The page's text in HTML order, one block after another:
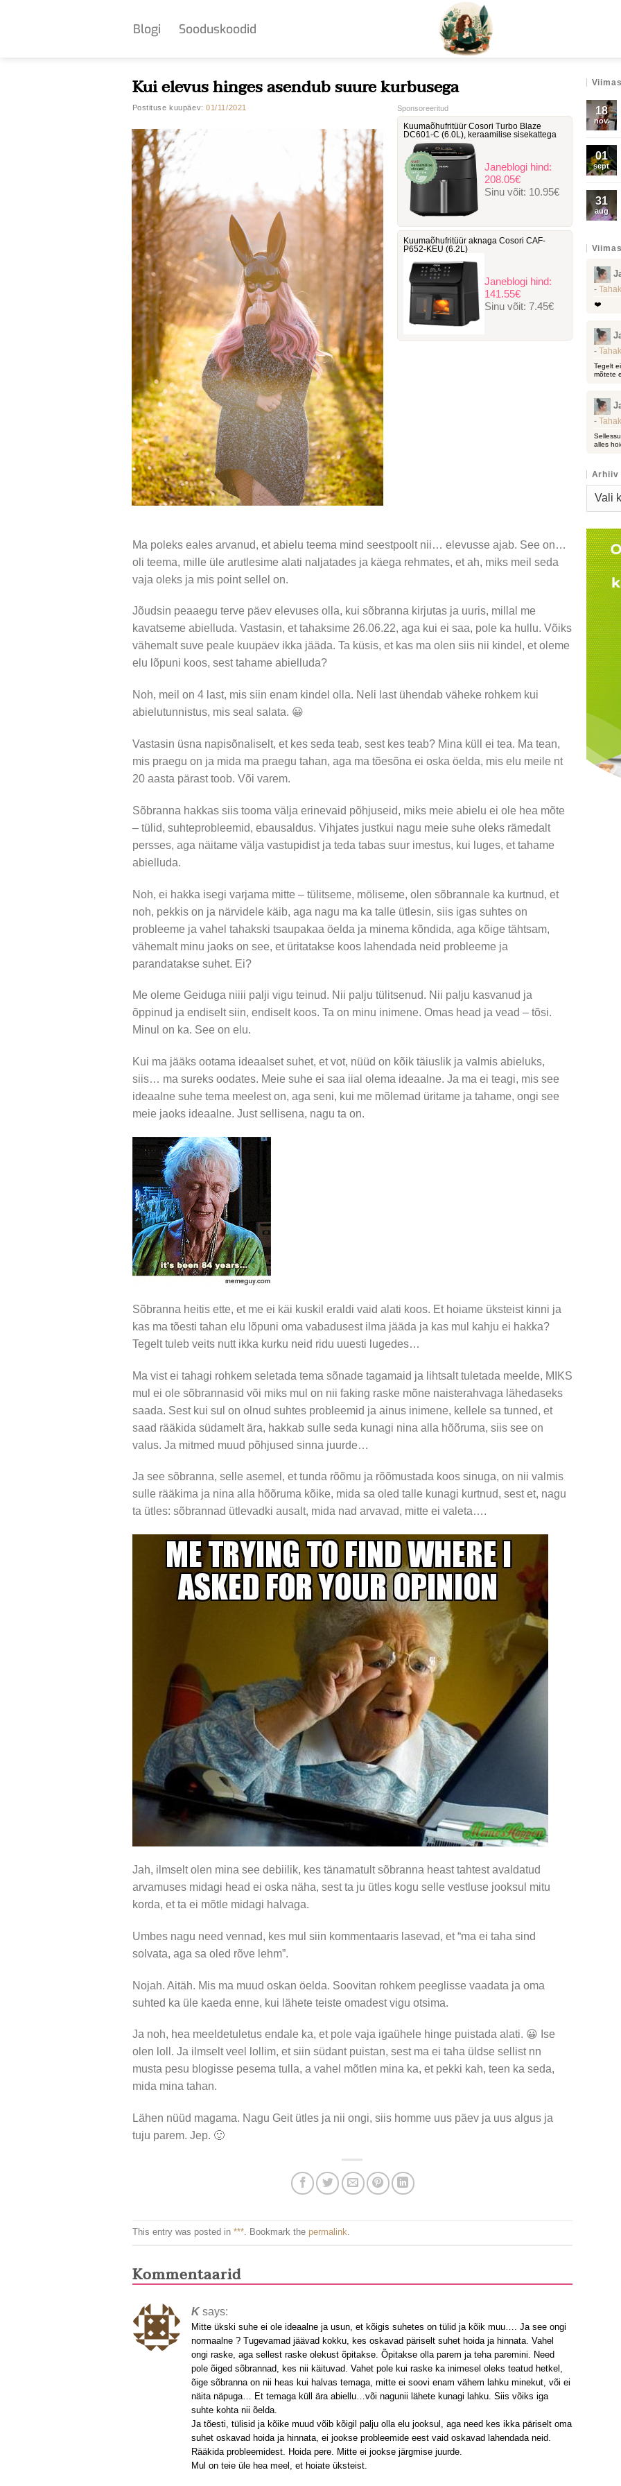
Blogi Sooduskoodid
Kui elevus hinges asendub suure kurbusega
Postituse kuupäev:01/11/2021 Sponsoreeritud
Kuumaõhufritüür Cosori Turbo Blaze
DC601-C ‎(6.0L), keraamilise sisekattega
Janeblogi hind:
208.05€
Sinu võit: 10.95€
Kuumaõhufritüür aknaga Cosori ‎CAF-
P652-KEU (6.2L)
Janeblogi hind:
141.55€
Sinu võit:7.45€
Ma poleks eales arvanud, et abielu teema mind seestpoolt nii… elevusse ajab. See on…
oli teema, mille üle arutlesime alati naljatades ja käega rehmates, et ah, miks meil seda
vaja oleks ja mis point sellel on.
Jõudsin peaaegu terve päev elevuses olla, kui sõbranna kirjutas ja uuris, millal me
kavatseme abielluda. Vastasin, et tahaksime 26.06.22, aga kui ei saa, pole ka hullu. Võiks
vähemalt suve peale kuupäev ikka jääda. Ta küsis, et kas ma olen siis nii kindel, et oleme
elu lõpuni koos, sest tahame abielluda?
Noh, meil on 4 last, mis siin enam kindel olla. Neli last ühendab väheke rohkem kui
abielutunnistus, mis seal salata. 😀
Vastasin üsna napisõnaliselt, et kes seda teab, sest kes teab? Mina küll ei tea. Ma tean,
mis praegu on ja mida ma praegu tahan, aga ma tõesõna ei oska öelda, mis elu meile nt
20 aasta pärast toob. Või varem.
Sõbranna hakkas siis tooma välja erinevaid põhjuseid, miks meie abielu ei ole hea mõte
– tülid, suhteprobleemid, ebausaldus. Vihjates justkui nagu meie suhe oleks rämedalt
persses, aga näitame välja vastupidist ja teda tabas suur imestus, kui luges, et tahame
abielluda.
Noh, ei hakka isegi varjama mitte – tülitseme, möliseme, olen sõbrannale ka kurtnud, et
noh, pekkis on ja närvidele käib, aga nagu ma ka talle ütlesin, siis igas suhtes on
probleeme ja vahel tahakski tsaupakaa öelda ja minema kõndida, aga kõige tähtsam,
vähemalt minu jaoks on see, et üritatakse koos lahendada neid probleeme ja
parandatakse suhet. Ei?
Me oleme Geiduga niiii palji vigu teinud. Nii palju tülitsenud. Nii palju kasvanud ja
õppinud ja endiselt siin, endiselt koos. Ta on minu inimene. Omas head ja vead – tõsi.
Minul on ka. See on elu.
Kui ma jääks ootama ideaalset suhet, et vot, nüüd on kõik täiuslik ja valmis abieluks,
siis… ma sureks oodates. Meie suhe ei saa iial olema ideaalne. Ja ma ei teagi, mis see
ideaalne suhe tema meelest on, aga seni, kui me mõlemad üritame ja tahame, ongi see
meie jaoks ideaalne. Just sellisena, nagu ta on.
Sõbranna heitis ette, et me ei käi kuskil eraldi vaid alati koos. Et hoiame üksteist kinni ja
kas ma tõesti tahan elu lõpuni oma vabadusest ilma jääda ja kas mul kahju ei hakka?
Tegelt tuleb veits nutt ikka kurku neid ridu uuesti lugedes…
Ma vist ei tahagi rohkem seletada tema sõnade tagamaid ja lihtsalt tuletada meelde, MIKS
mul ei ole sõbrannasid või miks mul on nii faking raske mõne naisterahvaga lähedaseks
saada. Sest kui sul on olnud suhtes probleemid ja ainus inimene, kellele sa tunned, et
saad rääkida südamelt ära, hakkab sulle seda kunagi nina alla hõõruma, siis see on
valus. Ja mitmed muud põhjused sinna juurde…
Ja see sõbranna, selle asemel, et tunda rõõmu ja rõõmustada koos sinuga, on nii valmis
sulle rääkima ja nina alla hõõruma kõike, mida sa oled talle kunagi kurtnud, sest et, nagu
ta ütles: sõbrannad ütlevadki ausalt, mida nad arvavad, mitte ei valeta….
Jah, ilmselt olen mina see debiilik, kes tänamatult sõbranna heast tahtest avaldatud
arvamuses midagi head ei oska näha, sest ta ju ütles kogu selle vestluse jooksul mitu
korda, et ta ei mõtle midagi halvaga.
Umbes nagu need vennad, kes mul siin kommentaaris lasevad, et “ma ei taha sind
solvata, aga sa oled rõve lehm”.
Nojah. Aitäh. Mis ma muud oskan öelda. Soovitan rohkem peeglisse vaadata ja oma
suhted ka üle kaeda enne, kui lähete teiste omadest vigu otsima.
Ja noh, hea meeldetuletus endale ka, et pole vaja igaühele hinge puistada alati. 😀 Ise
olen loll. Ja ilmselt veel lollim, et siin südant puistan, sest ma ei taha üldse sellist nn
musta pesu blogisse pesema tulla, a vahel mõtlen mina ka, et pekki kah, teen ka seda,
mida mina tahan.
Lähen nüüd magama. Nagu Geit ütles ja nii ongi, siis homme uus päev ja uus algus ja
tuju parem. Jep. 🙂
This entry was posted in ***. Bookmark the permalink.
Kommentaarid
K says:
Mitte ükski suhe ei ole ideaalne ja usun, et kõigis suhetes on tülid ja kõik muu…. Ja see ongi
normaalne ? Tugevamad jäävad kokku, kes oskavad päriselt suhet hoida ja hinnata. Vahel
ongi raske, aga sellest raske olekust õpitakse. Õpitakse olla parem ja teha paremini. Need
pole õiged sõbrannad, kes nii käituvad. Vahet pole kui raske ka inimesel oleks teatud hetkel,
õige sõbranna on nii heas kui halvas temaga, mitte ei soovi enam vähem lahku minekut, või ei
näita näpuga… Et temaga küll ära abiellu…või nagunii lähete kunagi lahku. Siis võiks iga
suhte kohta nii õelda.
Ja tõesti, tülisid ja kõike muud võib kõigil palju olla elu jooksul, aga need kes ikka päriselt oma
suhet oskavad hoida ja hinnata, ei jookse probleemide eest vaid oskavad lahendada neid.
Rääkida probleemidest. Hoida pere. Mitte ei jookse järgmise juurde.
Mul on teie üle hea meel, et hoiate üksteist.
18
nov.
01
sept
31
aug
-
❤️
-
Tegelt
mõtete
-
alles
Arhiiv
Arhiiv